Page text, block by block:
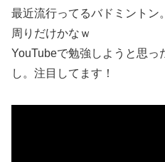
最近流行ってるバドミントン。
周りだけかなｗ
YouTubeで勉強しようと思っ
し。注目してます！